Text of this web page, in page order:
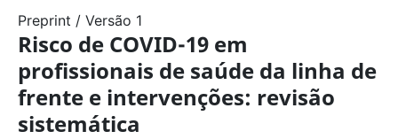
Preprint / Versão 1
Risco de COVID-19 em
profissionais de saúde da linha de
frente e intervenções: revisão
sistemática